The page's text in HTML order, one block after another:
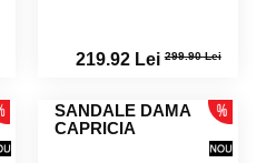
219.92 Lei299.90 Lei
SANDALE DAMA
CAPRICIA